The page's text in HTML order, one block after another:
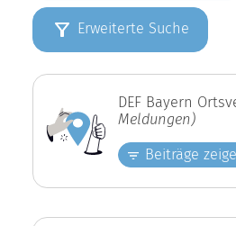
Erweiterte Suche
DEF Bayern
Meldungen)
Beiträge